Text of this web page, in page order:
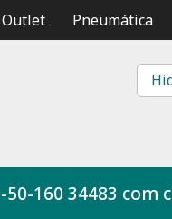
Outlet Pneumática
50-160 34483